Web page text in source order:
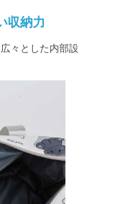
収納力
々とした内部設